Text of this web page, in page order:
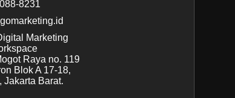
8231
Marketing
Raya no. 119
Blok A 17-18,
Jakarta Barat.